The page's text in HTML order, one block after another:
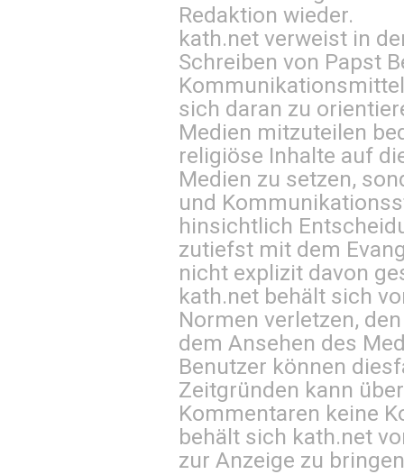
Redaktion wieder.
kath.net verweist in
Schreiben von Papst
sich daran zu
Medien mitzuteilen
religiöse Inhalte auf
Medien zu setzen,
und
hinsichtlich
zutiefst mit dem
nicht explizit davon
kath.net behält sich
Normen verletzen,
dem Ansehen des
Benutzer können
Zeitgründen kann
Kommentaren keine
behält sich kath.net
zur Anzeige zu